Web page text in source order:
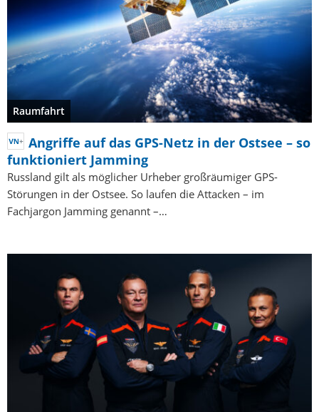
Raumfahrt
Angriffe auf das GPS-Netz in der Ostsee – so
funktioniert Jamming
Russland gilt als möglicher Urheber großräumiger GPS-
Störungen in der Ostsee. So laufen die Attacken – im
Fachjargon Jamming genannt –…